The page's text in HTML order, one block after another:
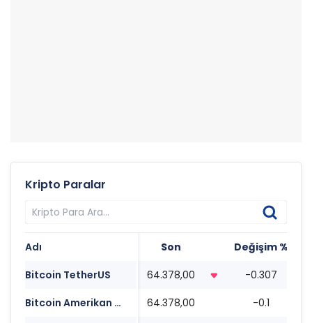
Kripto Paralar
Adı Son Değişim %
Bitcoin TetherUS
64.378,00 -0.307
Bitcoin Amerikan Doları
64.378,00 -0.1